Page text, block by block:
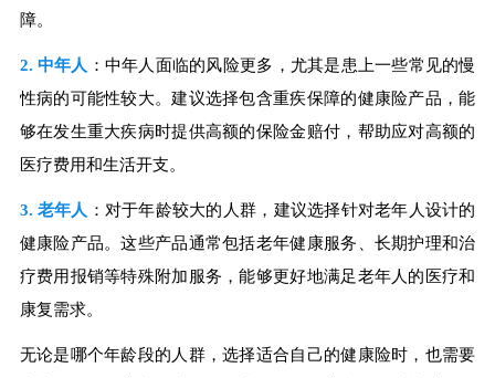
障。
2. 中年人 ：中年人面临的风险更多，尤其是患上一些常见的慢
性病的可能性较大。建议选择包含重疾保障的健康险产品，能
够在发生重大疾病时提供高额的保险金赔付，帮助应对高额的
医疗费用和生活开支。
3. 老年人 ：对于年龄较大的人群，建议选择针对老年人设计的
健康险产品。这些产品通常包括老年健康服务、长期护理和治
疗费用报销等特殊附加服务，能够更好地满足老年人的医疗和
康复需求。
无论是哪个年龄段的人群，选择适合自己的健康险时，也需要